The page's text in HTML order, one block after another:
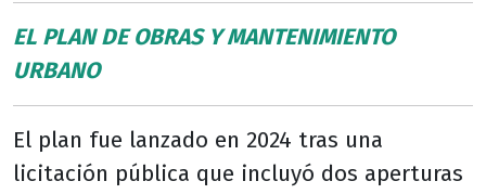
EL PLAN DE OBRAS Y MANTENIMIENTO
URBANO
El plan fue lanzado en 2024 tras una
licitación pública que incluyó dos aperturas